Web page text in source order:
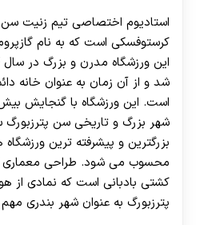
استادیوم اختصاصی تیم زنیت سن
کرستوفسکی است که به نام
شد و از آن زمان به عنوان خانه
شهر بزرگ و تاریخی سن
بزرگترین و پیشرفته ترین
محسوب می شود. طراحی معماری
کشتی بادبانی است که نمادی از
پترزبورگ به عنوان شهر بندری